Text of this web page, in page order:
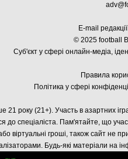
E-mail
© 2025 football
Суб'єкт у сфері онлайн-медіа, і
Правила
Політика у сфері
року (21+). Участь в азартних
до спеціаліста. Пам'ятайте, що
віртуальні гроші, також сайт не
Будь-які матеріали на